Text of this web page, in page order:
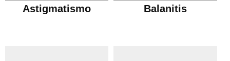
Astigmatismo Balanitis